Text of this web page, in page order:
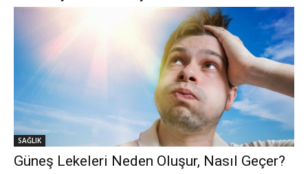
SAĞLIK
Güneş Lekeleri Neden Oluşur, Nasıl Geçer?